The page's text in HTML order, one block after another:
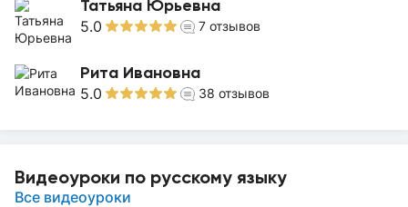
Татьяна Юрьевна
5.0 7 отзывов
Рита Ивановна
5.0 38 отзывов
Видеоуроки по русскому языку
Все видеоуроки